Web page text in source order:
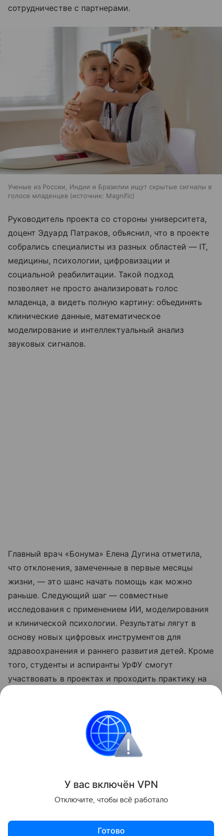
сотрудничестве с партнерами.
Ученые из России, Индии и Бразилии ищут скрытые сигналы в
голосе младенцев
источник: Magnific
Руководитель проекта со стороны университета,
доцент Эдуард Патраков, объяснил, что в проекте
собрались специалисты из разных областей — IT,
медицины, психологии, цифровизации и
социальной реабилитации. Такой подход
позволяет не просто анализировать голос
младенца, а видеть полную картину: объединять
клинические данные, математическое
моделирование и интеллектуальный анализ
звуковых сигналов.
Главный врач «Бонума» Елена Дугина отметила,
что отклонения, замеченные в первые месяцы
жизни, — это шанс начать помощь как можно
раньше. Следующий шаг — совместные
исследования с применением ИИ, моделирования
и клинической психологии. Результаты лягут в
основу новых цифровых инструментов для
здравоохранения и раннего развития детей. Кроме
того, студенты и аспиранты УрФУ смогут
участвовать в проектах и проходить практику на
писалао препарате, который за
два часа ослабил маркеры аутизма.
У вас включён VPN
Отключите, чтобы всё работало
Готово